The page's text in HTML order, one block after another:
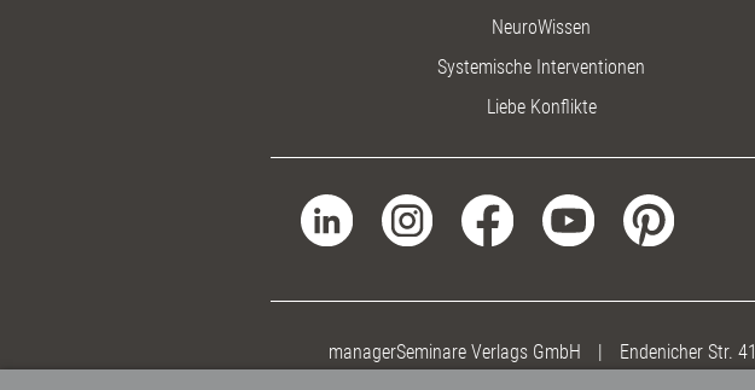
NeuroWissen
Systemische Interventionen
Liebe Konflikte
managerSeminare Verlags GmbH | Endenicher Str. 41